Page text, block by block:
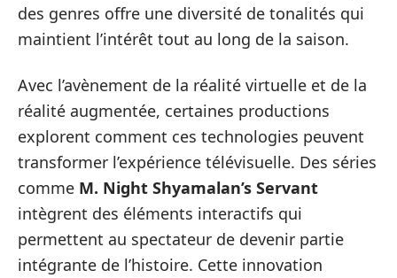
des genres offre une diversité de tonalités qui
maintient l’intérêt tout au long de la saison.
Avec l’avènement de la réalité virtuelle et de la
réalité augmentée, certaines productions
explorent comment ces technologies peuvent
transformer l’expérience télévisuelle. Des séries
comme M. Night Shyamalan’s Servant
intègrent des éléments interactifs qui
permettent au spectateur de devenir partie
intégrante de l’histoire. Cette innovation